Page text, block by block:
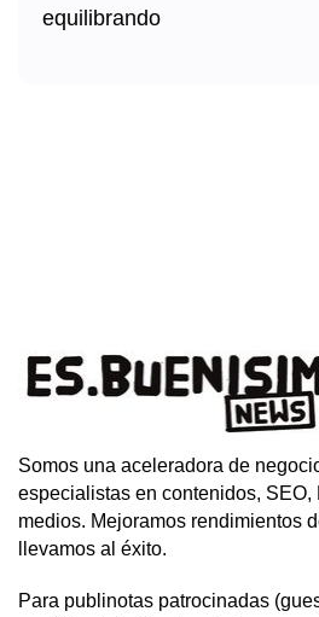
Somos una aceleradora de
especialistas en contenidos, SEO,
medios. Mejoramos rendimientos
llevamos al éxito.
Para publinotas patrocinadas